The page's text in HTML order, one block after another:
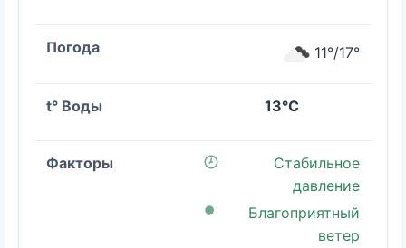
11°/17°
13°C
Стабильное
давление
Благоприятный
ветер